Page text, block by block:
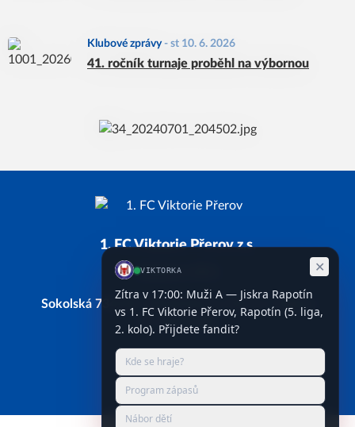
Klubové zprávy- st 10. 6. 2026
41. ročník turnaje proběhl na výbornou
1. FC Viktorie Přerov z.s.
Založeno 2011
Sokolská 734/28, 750 02 Přerov, Přerov I-Město
IČ: 66743338
FacebookInstagramYouTube